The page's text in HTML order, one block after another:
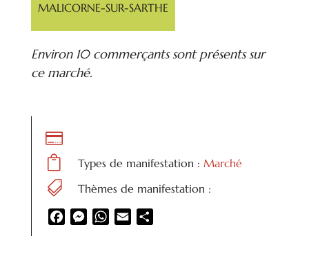
MALICORNE-SUR-SARTHE
Environ 10 commerçants sont présents sur
ce marché.


Types de manifestation : Marché
 Thèmes de manifestation :
FacebookMessenger
WhatsApp
Email